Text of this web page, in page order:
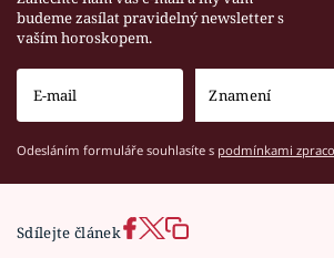
budeme zasílat pravidelný newsletter s
vaším horoskopem.
Odesláním formuláře souhlasíte s podmínkami
Sdílejte článek